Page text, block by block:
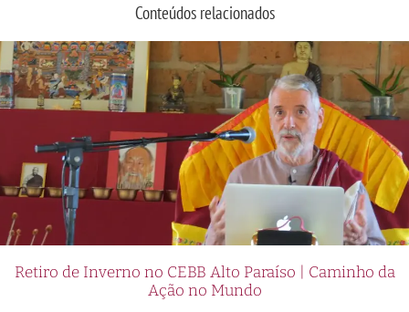
Conteúdos relacionados
Retiro de Inverno no CEBB Alto Paraíso | Caminho da
Ação no Mundo